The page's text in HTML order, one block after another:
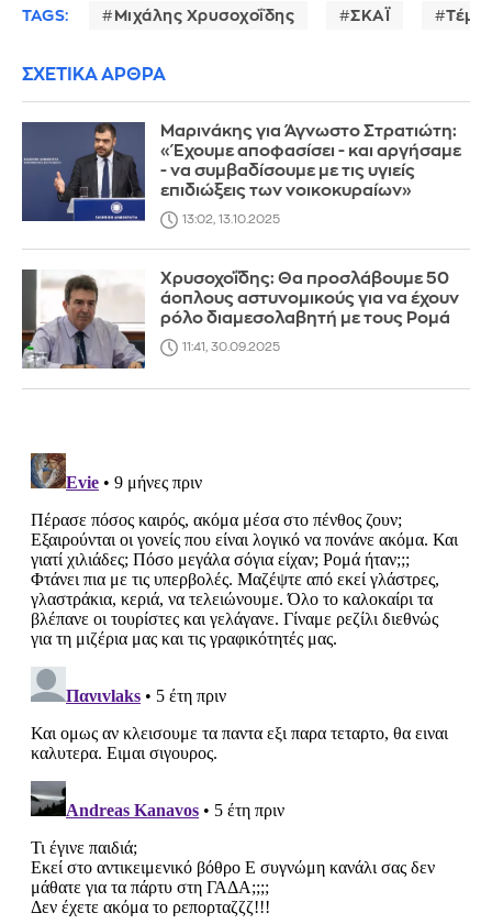
TAGS: Μιχάλης Χρυσοχοΐδης ΣΚΑΪ
ΣΧΕΤΙΚΑ ΑΡΘΡΑ
Μαρινάκης για Άγνωστο Στρατιώτη:
«Έχουμε αποφασίσει - και αργήσαμε
- να συμβαδίσουμε με τις υγιείς
επιδιώξεις των νοικοκυραίων»
13:02, 13.10.2025
Χρυσοχοΐδης: Θα προσλάβουμε 50
άοπλους αστυνομικούς για να έχουν
ρόλο διαμεσολαβητή με τους Ρομά
11:41, 30.09.2025